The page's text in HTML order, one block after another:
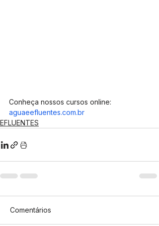
Conheça nossos cursos online:
aguaeefluentes.com.br
EFLUENTES
Comentários